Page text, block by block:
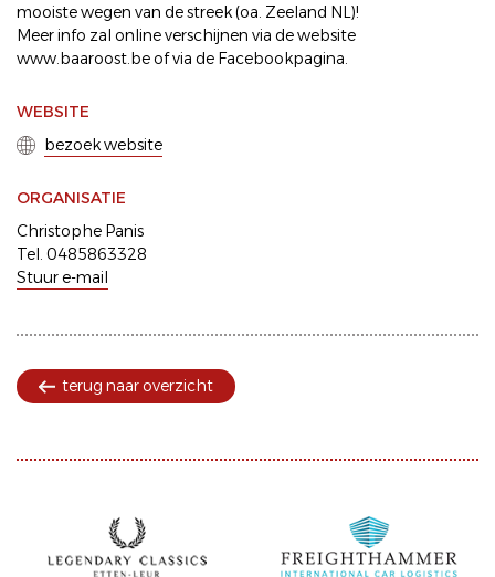
mooiste wegen van de streek (oa. Zeeland NL)!
Meer info zal online verschijnen via de website
www.baaroost.be of via de Facebookpagina.
WEBSITE
bezoek website
ORGANISATIE
Christophe Panis
Tel. 0485863328
Stuur e-mail
terug naar overzicht